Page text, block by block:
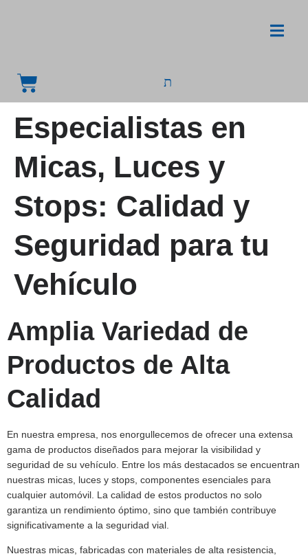
Especialistas en
Micas, Luces y
Stops: Calidad y
Seguridad para tu
Vehículo
Amplia Variedad de
Productos de Alta
Calidad
En nuestra empresa, nos enorgullecemos de ofrecer una extensa
gama de productos diseñados para mejorar la visibilidad y
seguridad de su vehículo. Entre los más destacados se encuentran
nuestras micas, luces y stops, componentes esenciales para
cualquier automóvil. La calidad de estos productos no solo
garantiza un rendimiento óptimo, sino que también contribuye
significativamente a la seguridad vial.
Nuestras micas, fabricadas con materiales de alta resistencia,